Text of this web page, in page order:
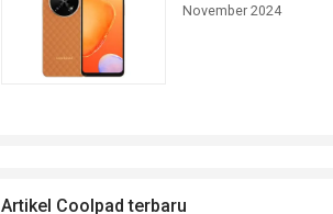
November 2024
Artikel Coolpad terbaru